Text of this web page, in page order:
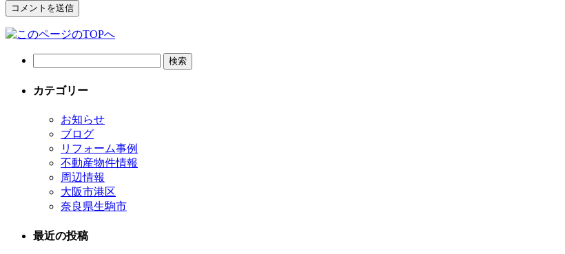
カテゴリー
お知らせ
ブログ
リフォーム事例
不動産物件情報
周辺情報
大阪市港区
奈良県生駒市
最近の投稿